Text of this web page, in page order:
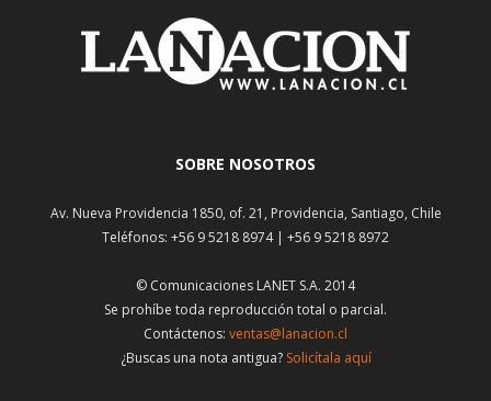
SOBRE NOSOTROS
Av. Nueva Providencia 1850, of. 21, Providencia, Santiago, Chile
Teléfonos: +56 9 5218 8974 | +56 9 5218 8972
© Comunicaciones LANET S.A. 2014
Se prohíbe toda reproducción total o parcial.
Contáctenos: ventas@lanacion.cl
¿Buscas una nota antigua? Solicítala aquí